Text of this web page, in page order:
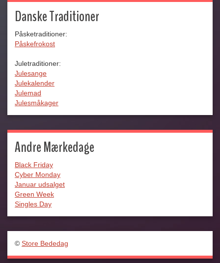
Danske Traditioner
Påsketraditioner:
Påskefrokost
Juletraditioner:
Julesange
Julekalender
Julemad
Julesmåkager
Andre Mærkedage
Black Friday
Cyber Monday
Januar udsalget
Green Week
Singles Day
© Store Bededag